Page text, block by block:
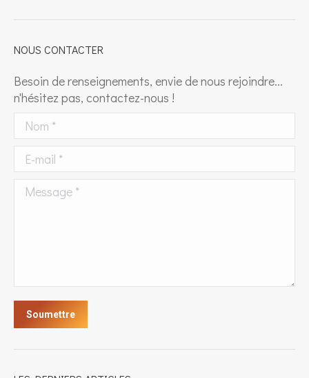
NOUS CONTACTER
Besoin de renseignements, envie de nous rejoindre...
n'hésitez pas, contactez-nous !
Nom *
E-mail *
Message *
Soumettre